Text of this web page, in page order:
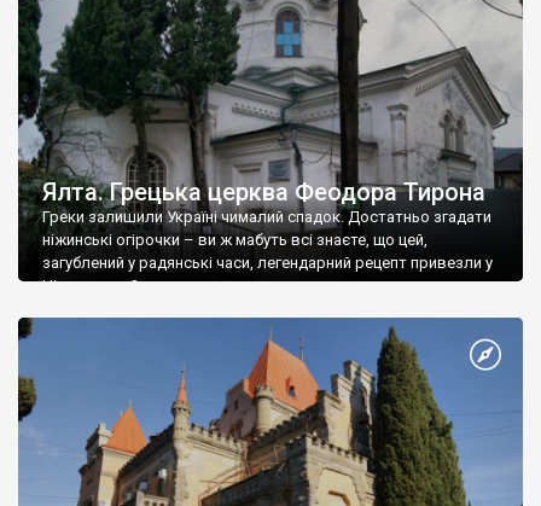
Ялта. Грецька церква Феодора Тирона
Греки залишили Україні чималий спадок. Достатньо згадати
ніжинські огірочки – ви ж мабуть всі знаєте, що цей,
загублений у радянські часи, легендарний рецепт привезли у
Ніжин греки?